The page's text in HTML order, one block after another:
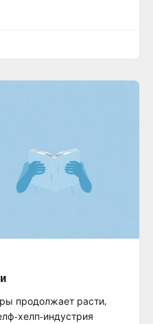
продолжает расти,
хелп-индустрия